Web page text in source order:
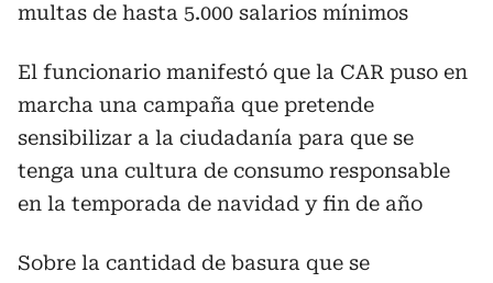
multas de hasta 5.000 salarios mínimos
El funcionario manifestó que la CAR puso en
marcha una campaña que pretende
sensibilizar a la ciudadanía para que se
tenga una cultura de consumo responsable
en la temporada de navidad y fin de año
Sobre la cantidad de basura que se